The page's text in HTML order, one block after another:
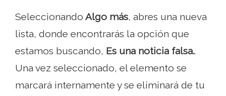
Seleccionando Algo más, abres una nueva
lista, donde encontrarás la opción que
estamos buscando, Es una noticia falsa..
Una vez seleccionado, el elemento se
marcará internamente y se eliminará de tu